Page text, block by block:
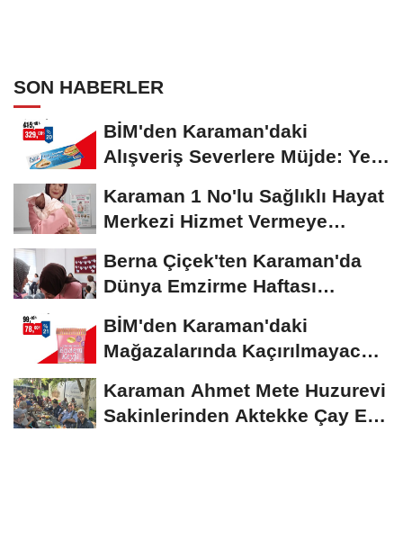
SON HABERLER
BİM'den Karaman'daki
Alışveriş Severlere Müjde: Yeni
Karaman 1 No'lu Sağlıklı Hayat
Merkezi Hizmet Vermeye
Berna Çiçek'ten Karaman'da
Dünya Emzirme Haftası
Etkinliğine Ziyaret
BİM'den Karaman'daki
Mağazalarında Kaçırılmayacak
Karaman Ahmet Mete Huzurevi
Sakinlerinden Aktekke Çay Evi